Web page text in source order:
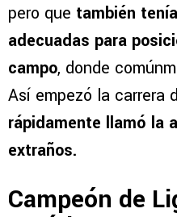
pero que también
adecuadas para
campo, donde
Así empezó la carrera
rápidamente llamó la
extraños.
Campeón de